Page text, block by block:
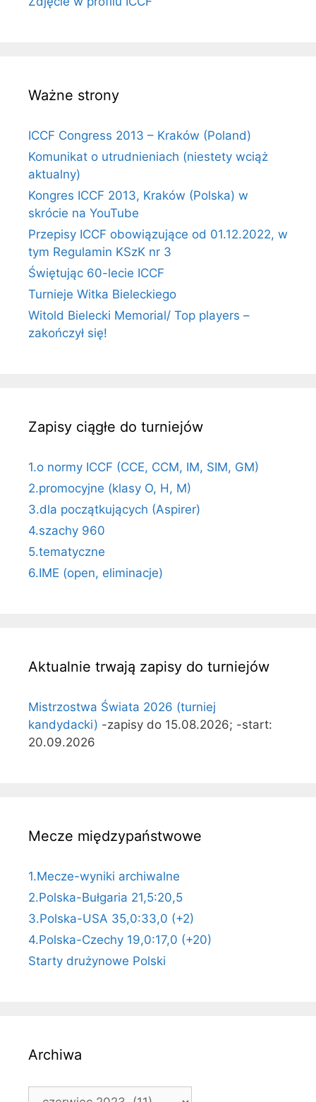
Ważne strony
ICCF Congress 2013 – Kraków (Poland)
Komunikat o utrudnieniach (niestety wciąż
aktualny)
Kongres ICCF 2013, Kraków (Polska) w
skrócie na YouTube
Przepisy ICCF obowiązujące od 01.12.2022, w
tym Regulamin KSzK nr 3
Świętując 60-lecie ICCF
Turnieje Witka Bieleckiego
Witold Bielecki Memorial/ Top players –
zakończył się!
Zapisy ciągłe do turniejów
1.o normy ICCF (CCE, CCM, IM, SIM, GM)
2.promocyjne (klasy O, H, M)
3.dla początkujących (Aspirer)
4.szachy 960
5.tematyczne
6.IME (open, eliminacje)
Aktualnie trwają zapisy do turniejów
Mistrzostwa Świata 2026 (turniej
kandydacki) -zapisy do 15.08.2026; -start:
20.09.2026
Mecze międzypaństwowe
1.Mecze-wyniki archiwalne
2.Polska-Bułgaria 21,5:20,5
3.Polska-USA 35,0:33,0 (+2)
4.Polska-Czechy 19,0:17,0 (+20)
Starty drużynowe Polski
Archiwa